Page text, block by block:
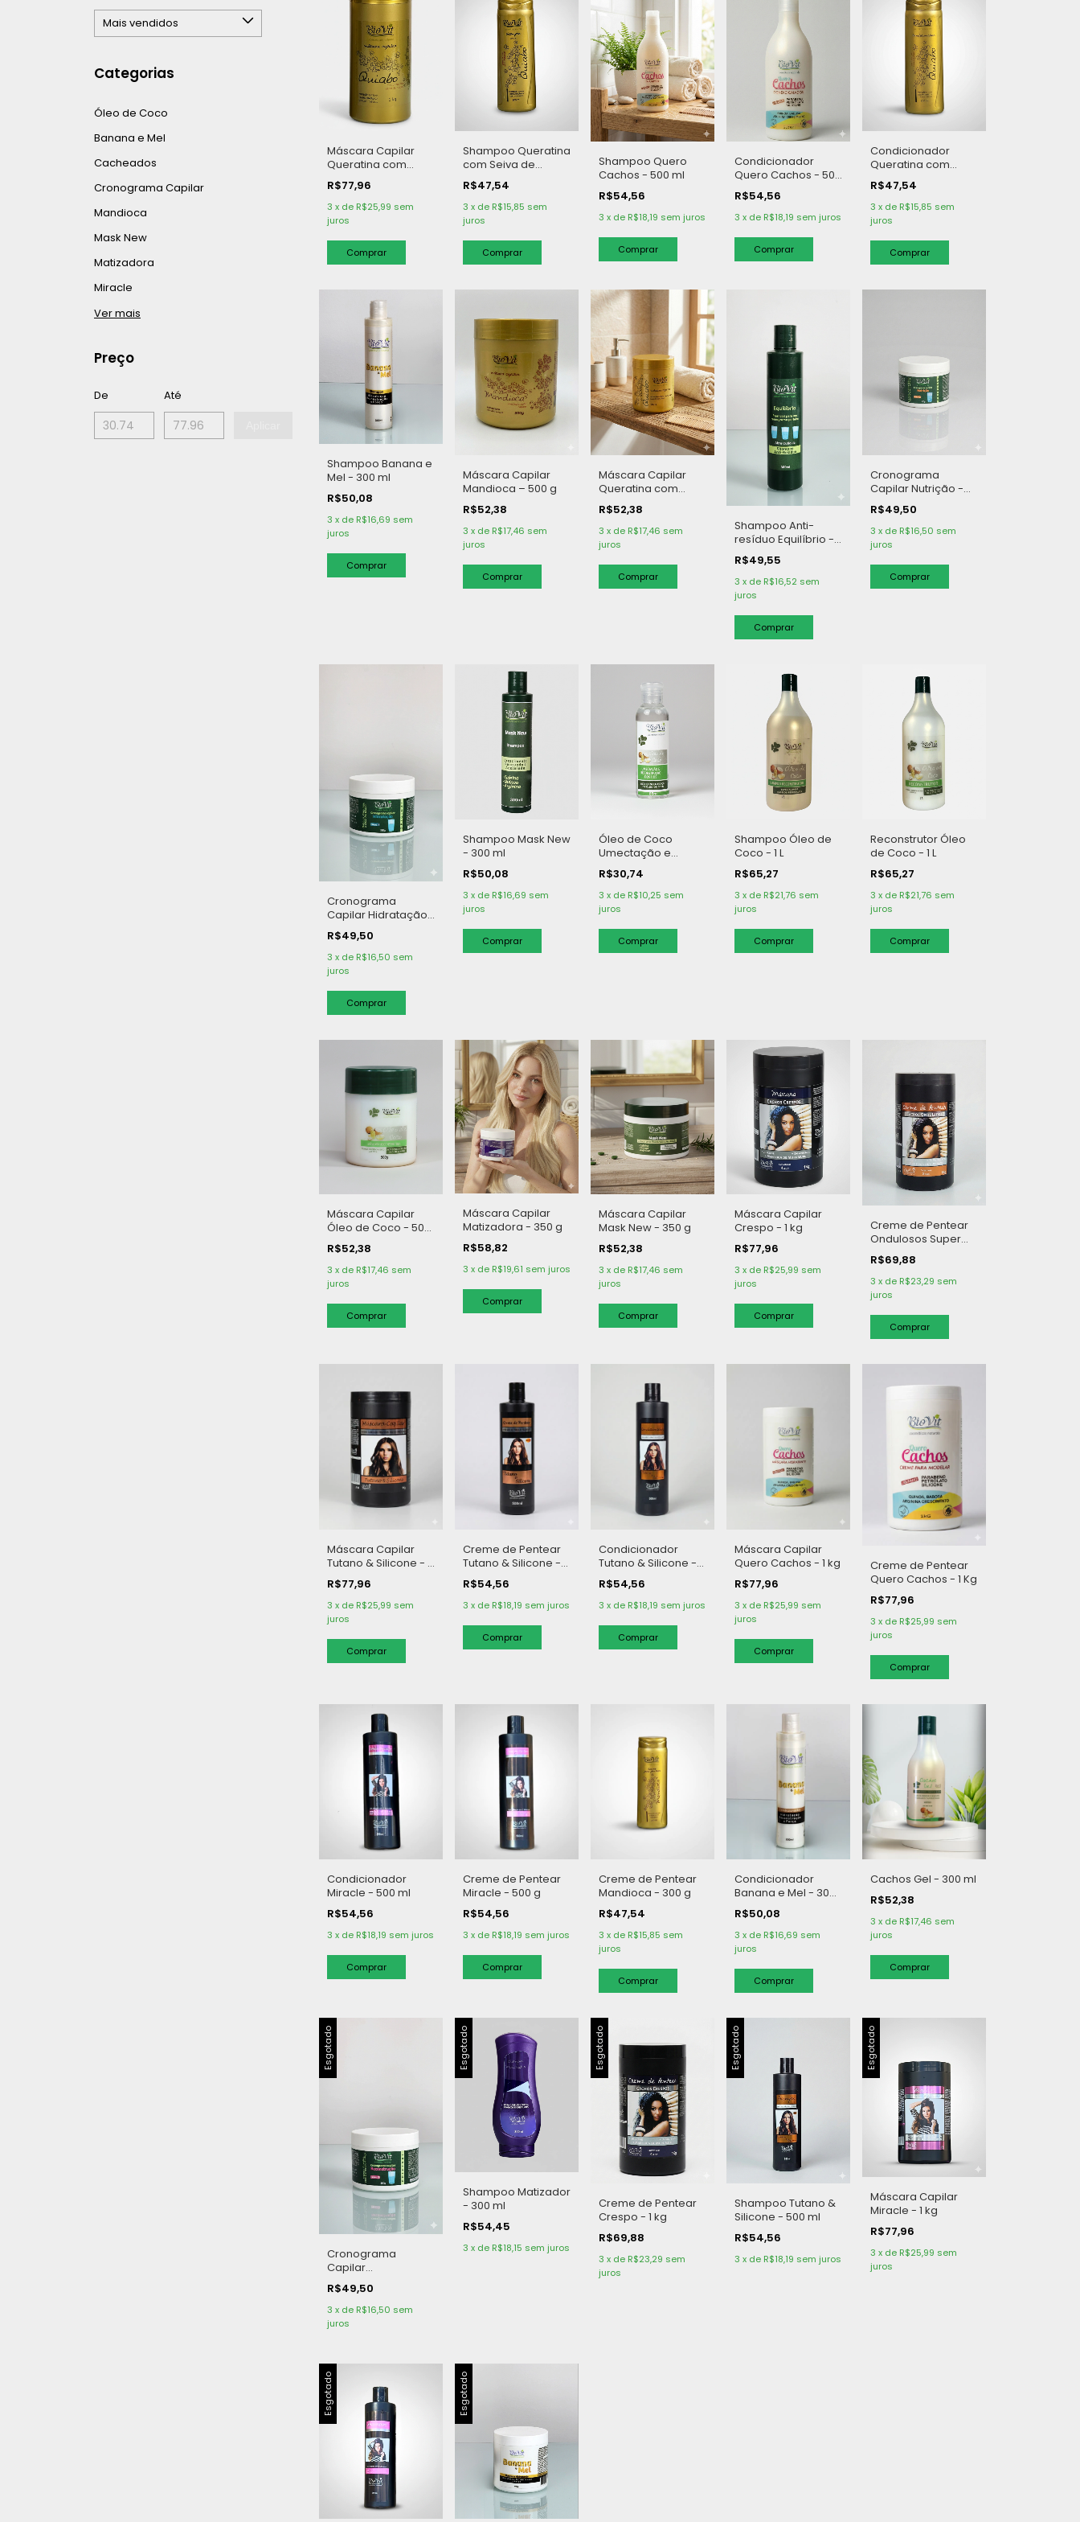
Categorias
Óleo de Coco
Banana e Mel
Cacheados
Cronograma Capilar
Mandioca
Mask New
Matizadora
Miracle
Ver mais
Preço
De Até
Máscara Capilar
Queratina com
Seiva de Quiabo -
1kg
R$77,96
3 x de R$25,99 sem
juros
Shampoo Queratina
com Seiva de
Quiabo - 300 ml
R$47,54
3 x de R$15,85 sem
juros
Shampoo Quero
Cachos - 500 ml
R$54,56
3 x de R$18,19 sem juros
Condicionador
Quero Cachos - 500
ml
R$54,56
3 x de R$18,19 sem juros
Condicionador
Queratina com
Seiva de Quiabo -
300 ml
R$47,54
3 x de R$15,85 sem
juros
Shampoo Banana e
Mel - 300 ml
R$50,08
3 x de R$16,69 sem
juros
Máscara Capilar
Mandioca – 500 g
R$52,38
3 x de R$17,46 sem
juros
Máscara Capilar
Queratina com
Seiva de Quiabo -
500 g
R$52,38
3 x de R$17,46 sem
juros
Shampoo Anti-
resíduo Equilíbrio -
300 ml
R$49,55
3 x de R$16,52 sem
juros
Cronograma
Capilar Nutrição -
350 g
R$49,50
3 x de R$16,50 sem
juros
Cronograma
Capilar Hidratação
- 350 g
R$49,50
3 x de R$16,50 sem
juros
Shampoo Mask New
- 300 ml
R$50,08
3 x de R$16,69 sem
juros
Óleo de Coco
Umectação e
reconstrução dos
Fios - 65 ml
R$30,74
3 x de R$10,25 sem
juros
Shampoo Óleo de
Coco - 1 L
R$65,27
3 x de R$21,76 sem
juros
Reconstrutor Óleo
de Coco - 1 L
R$65,27
3 x de R$21,76 sem
juros
Máscara Capilar
Óleo de Coco - 500
g
R$52,38
3 x de R$17,46 sem
juros
Máscara Capilar
Matizadora - 350 g
R$58,82
3 x de R$19,61 sem juros
Máscara Capilar
Mask New - 350 g
R$52,38
3 x de R$17,46 sem
juros
Máscara Capilar
Crespo - 1 kg
R$77,96
3 x de R$25,99 sem
juros
Creme de Pentear
Ondulosos Super
Definidos - 1 kg
R$69,88
3 x de R$23,29 sem
juros
Máscara Capilar
Tutano & Silicone - 1
kg
R$77,96
3 x de R$25,99 sem
juros
Creme de Pentear
Tutano & Silicone -
500 g
R$54,56
3 x de R$18,19 sem juros
Condicionador
Tutano & Silicone -
500 ml
R$54,56
3 x de R$18,19 sem juros
Máscara Capilar
Quero Cachos - 1 kg
R$77,96
3 x de R$25,99 sem
juros
Creme de Pentear
Quero Cachos - 1 Kg
R$77,96
3 x de R$25,99 sem
juros
Condicionador
Miracle - 500 ml
R$54,56
3 x de R$18,19 sem juros
Creme de Pentear
Miracle - 500 g
R$54,56
3 x de R$18,19 sem juros
Creme de Pentear
Mandioca - 300 g
R$47,54
3 x de R$15,85 sem
juros
Condicionador
Banana e Mel - 300
ml
R$50,08
3 x de R$16,69 sem
juros
Cachos Gel - 300 ml
R$52,38
3 x de R$17,46 sem
juros
Esgotado
Cronograma
Capilar
Reconstrução - 350
g
R$49,50
3 x de R$16,50 sem
juros
Esgotado
Shampoo Matizador
- 300 ml
R$54,45
3 x de R$18,15 sem juros
Esgotado
Creme de Pentear
Crespo - 1 kg
R$69,88
3 x de R$23,29 sem
juros
Esgotado
Shampoo Tutano &
Silicone - 500 ml
R$54,56
3 x de R$18,19 sem juros
Esgotado
Máscara Capilar
Miracle - 1 kg
R$77,96
3 x de R$25,99 sem
juros
Esgotado Esgotado